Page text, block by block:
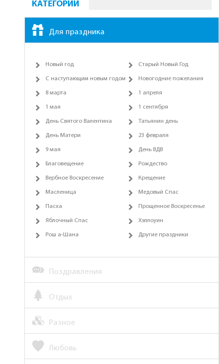
КАТЕГОРИИ
Для праздника
Новый год Старый Новый Год
С наступающим новым годом Новогодние пожелания
8 марта 1 апреля
1 мая 1 сентября
День Святого Валентина Татьянин день
День Матери 23 февраля
9 мая День ВДВ
Благовещение Рождество
Вербное Воскресение Крещение
Масленица Медовый Спас
Пасха Прощенное Воскресенье
Яблочный Спас Хэллоуин
Рош а-Шана Другие праздники
Поздравления
Отдых
Разное
Любовь